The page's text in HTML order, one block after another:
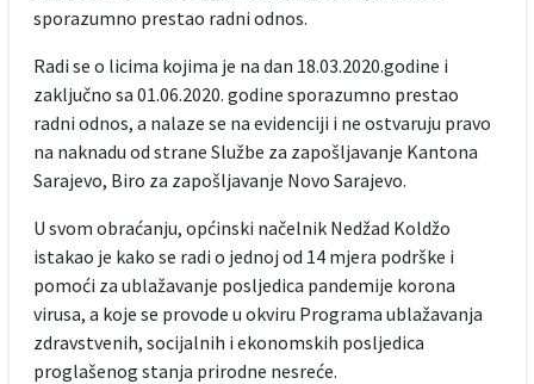
sporazumno prestao radni odnos.
Radi se o licima kojima je na dan 18.03.2020.godine i
zaključno sa 01.06.2020. godine sporazumno prestao
radni odnos, a nalaze se na evidenciji i ne ostvaruju pravo
na naknadu od strane Službe za zapošljavanje Kantona
Sarajevo, Biro za zapošljavanje Novo Sarajevo.
U svom obraćanju, općinski načelnik Nedžad Koldžo
istakao je kako se radi o jednoj od 14 mjera podrške i
pomoći za ublažavanje posljedica pandemije korona
virusa, a koje se provode u okviru Programa ublažavanja
zdravstvenih, socijalnih i ekonomskih posljedica
proglašenog stanja prirodne nesreće.